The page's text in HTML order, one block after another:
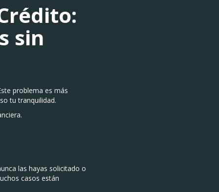
sin
problema es más
tu tranquilidad.
las hayas solicitado o
casos están